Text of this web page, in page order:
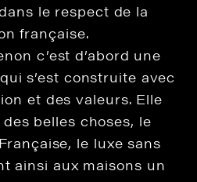
le respect de la
française.
c’est d’abord une
s’est construite avec
et des valeurs. Elle
belles choses, le
le luxe sans
ainsi aux maisons un